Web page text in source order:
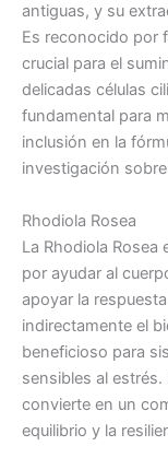
antiguas, y su
Es reconocido por
crucial para el
delicadas células
fundamental para
inclusión en la
investigación
Rhodiola Rosea
La Rhodiola
por ayudar al
apoyar la
indirectamente el
beneficioso para
sensibles al
convierte en un
equilibrio y la